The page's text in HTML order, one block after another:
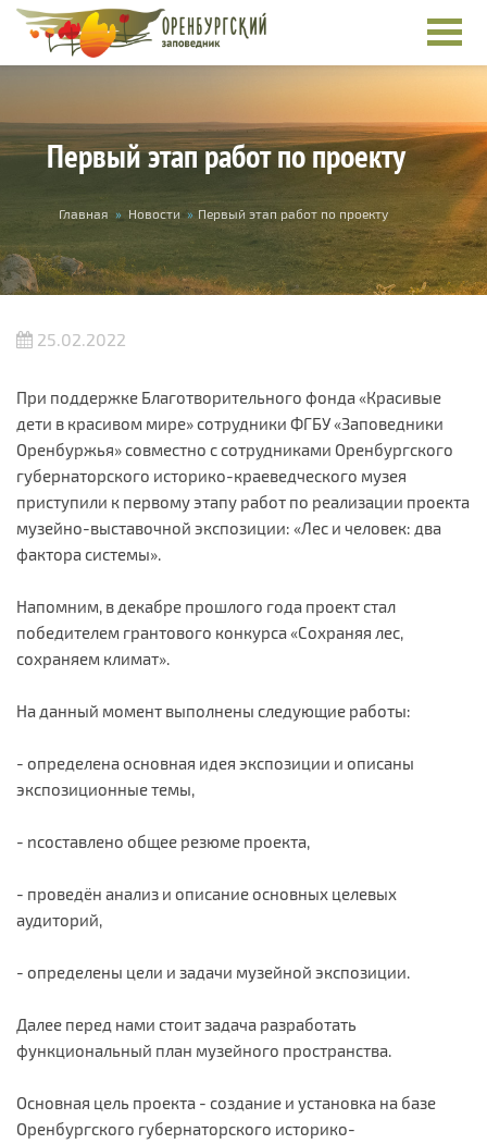
Перейти к основному содержанию
Первый этап работ по проекту
Вы здесь
Главная » Новости » Первый этап работ по проекту
25.02.2022
При поддержке Благотворительного фонда «Красивые
дети в красивом мире» сотрудники ФГБУ «Заповедники
Оренбуржья» совместно с сотрудниками Оренбургского
губернаторского историко-краеведческого музея
приступили к первому этапу работ по реализации проекта
музейно-выставочной экспозиции: «Лес и человек: два
фактора системы».
Напомним, в декабре прошлого года проект стал
победителем грантового конкурса «Сохраняя лес,
сохраняем климат».
На данный момент выполнены следующие работы:
- определена основная идея экспозиции и описаны
экспозиционные темы,
- nсоставлено общее резюме проекта,
- проведён анализ и описание основных целевых
аудиторий,
- определены цели и задачи музейной экспозиции.
Далее перед нами стоит задача разработать
функциональный план музейного пространства.
Основная цель проекта - создание и установка на базе
Оренбургского губернаторского историко-